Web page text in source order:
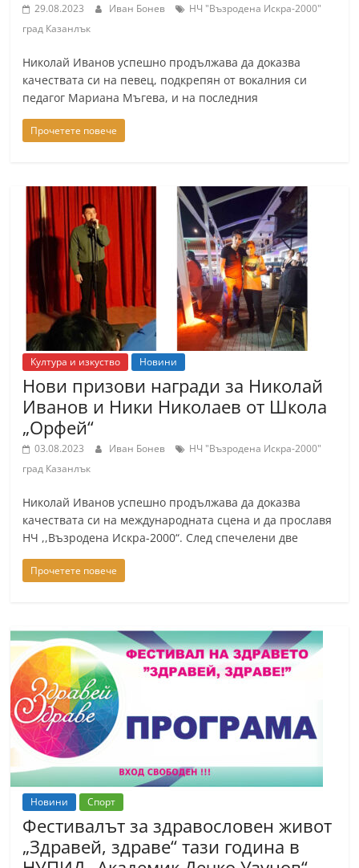
29.08.2023 Иван Бонев
НЧ "Възродена Искра-2000"
град Казанлък
Николай Иванов успешно продължава да доказва
качествата си на певец, подкрепян от вокалния си
педагог Мариана Мъгева, и на последния
Прочетете повече
Култура и изкуство Новини
Нови призови награди за Николай
Иванов и Ники Николаев от Школа
„Орфей“
03.08.2023 Иван Бонев
НЧ "Възродена Искра-2000"
град Казанлък
Николай Иванов успешно продължава да доказва
качествата си на международната сцена и да прославя
НЧ ,,Възродена Искра-2000“. След спечелени две
Прочетете повече
Новини Спорт
Фестивалът за здравословен живот
„Здравей, здраве“ тази година в